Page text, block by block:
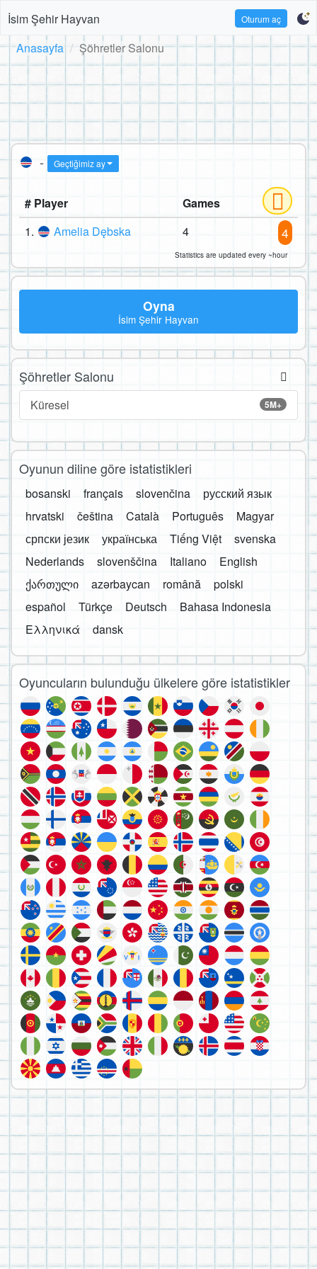
İsim Şehir Hayvan Oturum aç
Anasayfa Şöhretler Salonu
- Geçtiğimiz ay
# Player
Games
1.
Amelia Dębska 4 4
Statistics are updated every ~hour
Oyna
İsim Şehir Hayvan
Şöhretler Salonu
5M+
Küresel
Oyunun diline göre istatistikleri
bosanski français slovenčina
русский язык
hrvatski
čeština Català Português
Magyar
српски језик
українська Tiếng Việt
svenska
Nederlands
slovenščina Italiano
English
ქართული
azərbaycan română
polski
español
Türkçe Deutsch
Bahasa Indonesia
Ελληνικά
dansk
Oyuncuların bulunduğu ülkelere göre istatistikler